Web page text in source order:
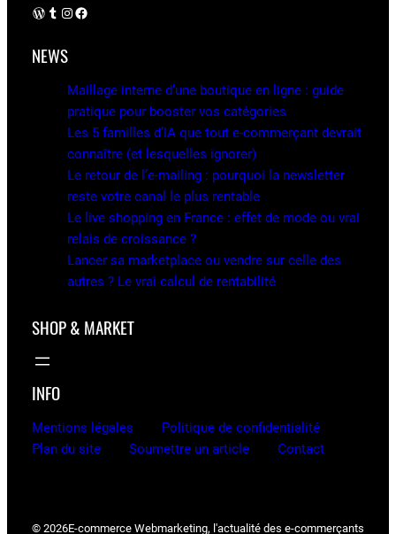
WordPress Instagram Facebook
NEWS
Maillage interne d’une boutique en ligne : guide
pratique pour booster vos catégories
Les 5 familles d’IA que tout e-commerçant devrait
connaître (et lesquelles ignorer)
Le retour de l’e-mailing : pourquoi la newsletter
reste votre canal le plus rentable
Le live shopping en France : effet de mode ou vrai
relais de croissance ?
Lancer sa marketplace ou vendre sur celle des
autres ? Le vrai calcul de rentabilité
SHOP & MARKET
INFO
Mentions légales
Politique de confidentialité
Plan du site
Soumettre un article Contact
© 2026E-commerce Webmarketing, l'actualité des e-commerçants